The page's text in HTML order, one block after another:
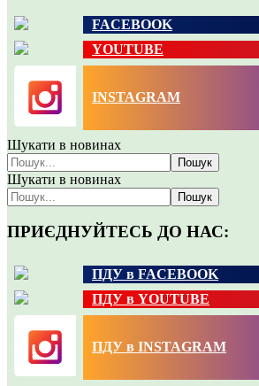
FACEBOOK
YOUTUBE
INSTAGRAM
Шукати в новинах
Пошук
Шукати в новинах
Пошук
ПРИЄДНУЙТЕСЬ ДО НАС:
ПДУ в FACEBOOK
ПДУ в YOUTUBE
ПДУ в INSTAGRAM